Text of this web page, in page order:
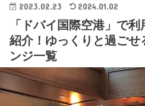
2023.02.23 2024.01.02
「ドバイ国際空港」で
紹介！ゆっくりと過ごせ
ンジ一覧